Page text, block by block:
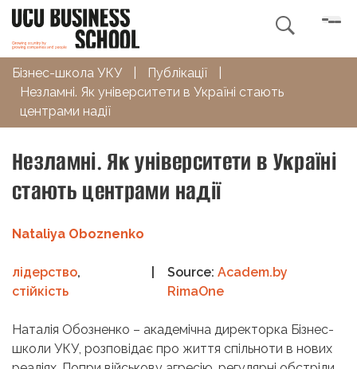

Бізнес-школа УКУ Публікації
Незламні. Як університети в Україні стають
центрами надії
Незламні. Як університети в Україні
стають центрами надії
Nataliya Oboznenko
лідерство,
стійкість
Source: Academ.by
RimaOne
Наталія Обозненко – академічна директорка Бізнес-
школи УКУ, розповідає про життя спільноти в нових